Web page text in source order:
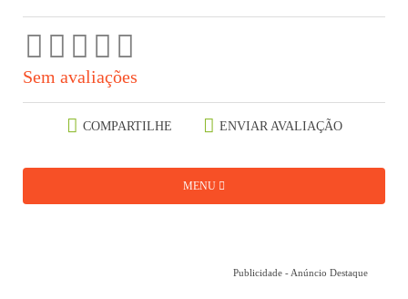
Sem avaliações
COMPARTILHE ENVIAR AVALIAÇÃO
MENU
Publicidade - Anúncio Destaque